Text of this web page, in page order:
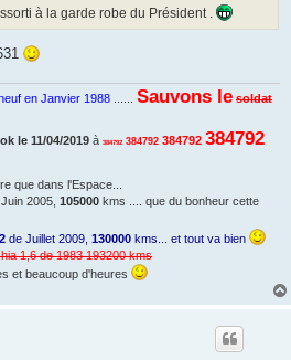
à la garde robe du Président .
en Janvier 1988 Sauvons le soldat
le 11/04/2019 à 384792 384792 384792 384792
que dans l'Espace...
2005, 105000 kms .... que du bonheur cette
de Juillet 2009, 130000 kms... et tout va bien
1,6 de 1983 193200 kms
et beaucoup d'heures